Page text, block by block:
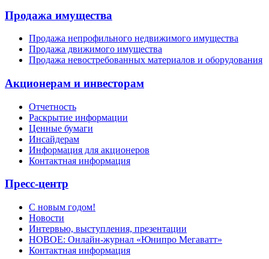
Продажа имущества
Продажа непрофильного недвижимого имущества
Продажа движимого имущества
Продажа невостребованных материалов и оборудования
Акционерам и инвесторам
Отчетность
Раскрытие информации
Ценные бумаги
Инсайдерам
Информация для акционеров
Контактная информация
Пресс-центр
С новым годом!
Новости
Интервью, выступления, презентации
НОВОЕ: Онлайн-журнал «Юнипро Мегаватт»
Контактная информация